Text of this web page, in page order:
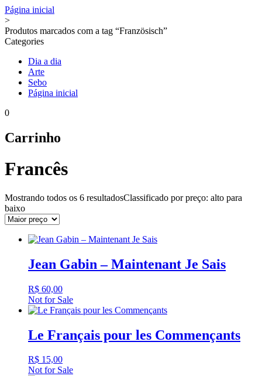
Página inicial
>
Produtos marcados com a tag “Französisch”
Categories
Dia a dia
Arte
Sebo
Página inicial
0
Carrinho
Francês
Mostrando todos os 6 resultadosClassificado por preço: alto para
baixo
Jean Gabin – Maintenant Je Sais
R$ 60,00
Not for Sale
Le Français pour les Commençants
R$ 15,00
Not for Sale